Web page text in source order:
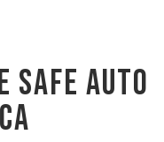
SAFE AUTO